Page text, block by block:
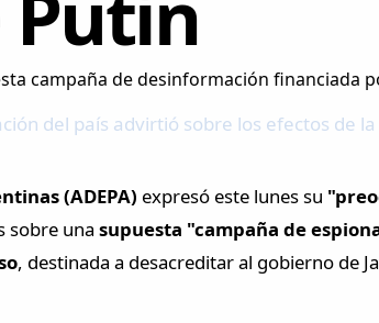
del país advirtió sobre los efectos de
(ADEPA) expresó este lunes su
sobre unasupuesta "campaña de
, destinada a desacreditar al gobierno de